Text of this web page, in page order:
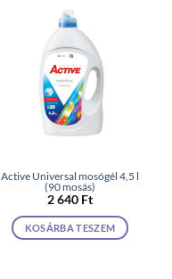
Active Universal mosógél 4,5 l
(90 mosás)
2 640 Ft
KOSÁRBA TESZEM